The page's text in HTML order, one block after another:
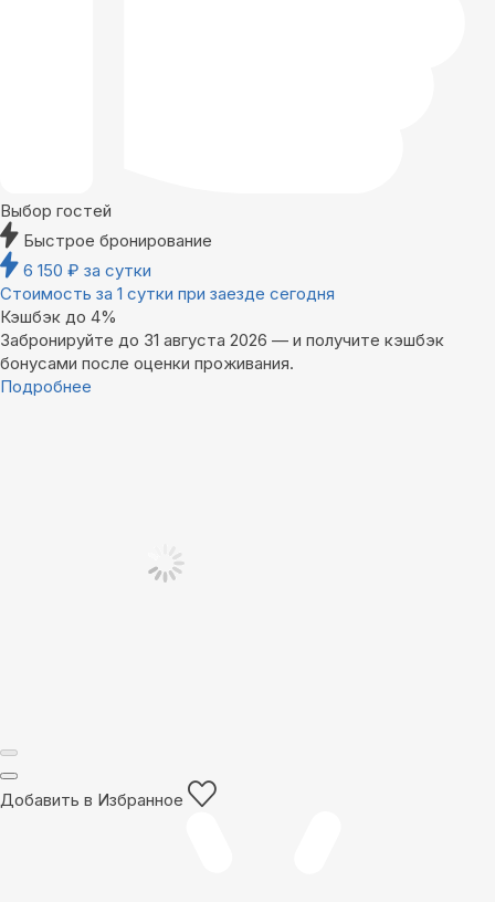
Выбор гостей
Быстрое бронирование
6 150 ₽ за сутки
Стоимость за 1 сутки при заезде сегодня
Кэшбэк до 4%
Забронируйте до 31 августа 2026 — и получите кэшбэк
бонусами после оценки проживания.
Подробнее
Добавить в Избранное